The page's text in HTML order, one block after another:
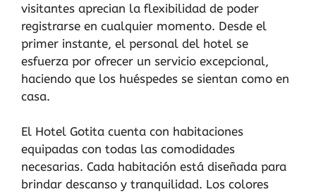
visitantes aprecian la flexibilidad de poder
registrarse en cualquier momento. Desde el
primer instante, el personal del hotel se
esfuerza por ofrecer un servicio excepcional,
haciendo que los huéspedes se sientan como en
casa.
El Hotel Gotita cuenta con habitaciones
equipadas con todas las comodidades
necesarias. Cada habitación está diseñada para
brindar descanso y tranquilidad. Los colores